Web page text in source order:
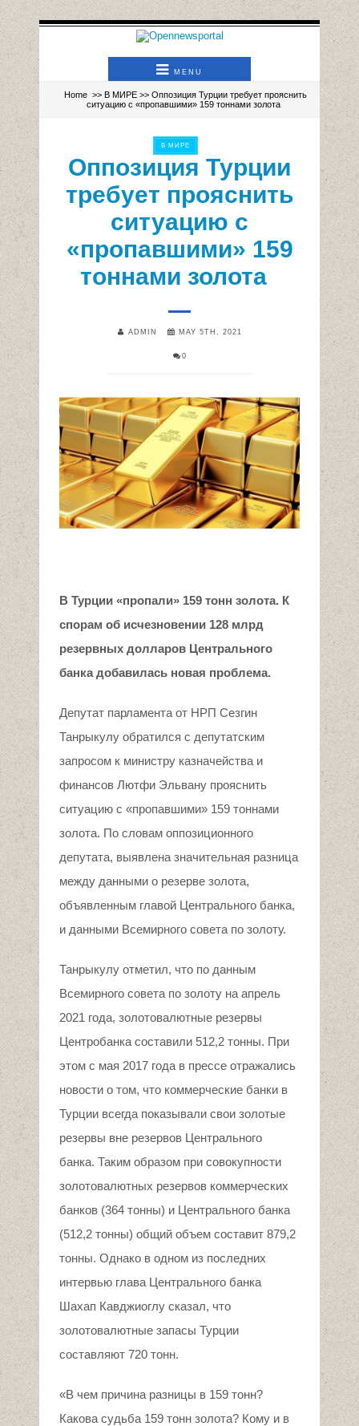
MENU
Home >> В МИРЕ >> Оппозиция Турции требует прояснить
ситуацию с «пропавшими» 159 тоннами золота
В МИРЕ
Оппозиция Турции
требует прояснить
ситуацию с
«пропавшими» 159
тоннами золота
ADMIN MAY 5TH, 2021
0
В Турции «пропали» 159 тонн золота. К
спорам об исчезновении 128 млрд
резервных долларов Центрального
банка добавилась новая проблема.
Депутат парламента от НРП Сезгин
Танрыкулу обратился с депутатским
запросом к министру казначейства и
финансов Лютфи Эльвану прояснить
ситуацию с «пропавшими» 159 тоннами
золота. По словам оппозиционного
депутата, выявлена значительная разница
между данными о резерве золота,
объявленным главой Центрального банка,
и данными Всемирного совета по золоту.
Танрыкулу отметил, что по данным
Всемирного совета по золоту на апрель
2021 года, золотовалютные резервы
Центробанка составили 512,2 тонны. При
этом с мая 2017 года в прессе отражались
новости о том, что коммерческие банки в
Турции всегда показывали свои золотые
резервы вне резервов Центрального
банка. Таким образом при совокупности
золотовалютных резервов коммерческих
банков (364 тонны) и Центрального банка
(512,2 тонны) общий объем составит 879,2
тонны. Однако в одном из последних
интервью глава Центрального банка
Шахап Кавджиоглу сказал, что
золотовалютные запасы Турции
составляют 720 тонн.
«В чем причина разницы в 159 тонн?
Какова судьба 159 тонн золота? Кому и в